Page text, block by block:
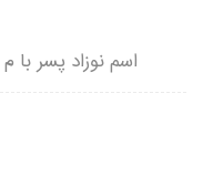
اسم نوزاد پسر با